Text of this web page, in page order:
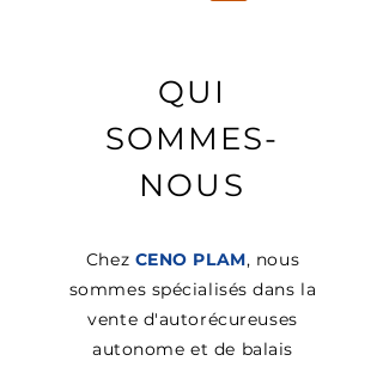
QUI
SOMMES-
NOUS
Chez CENO PLAM, nous
sommes spécialisés dans la
vente d'autorécureuses
autonome et de balais